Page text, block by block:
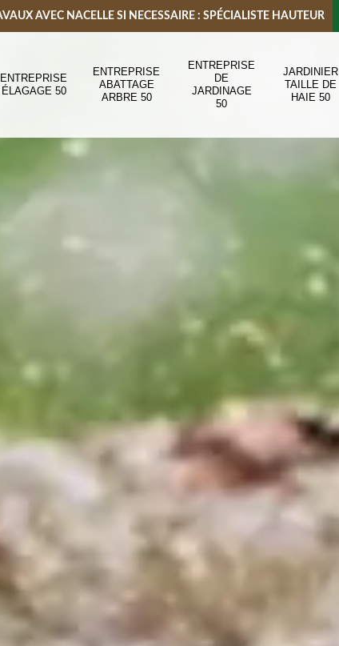
AVEC NACELLE SI NECESSAIRE : SPÉCIALISTE HAUTEUR
ENTREPRISE
ÉLAGAGE 50
ENTREPRISE
ABATTAGE
ARBRE 50
ENTREPRISE
DE
JARDINAGE
50
JARDINIER
TAILLE DE
HAIE 50